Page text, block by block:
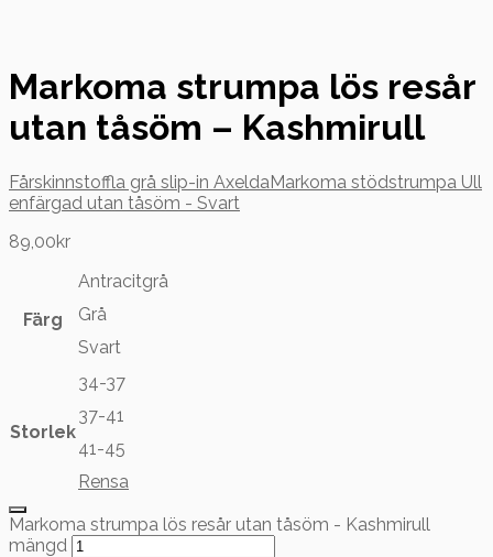
Markoma strumpa lös resår
utan tåsöm – Kashmirull
Fårskinnstoffla grå slip-in AxeldaMarkoma stödstrumpa Ull
enfärgad utan tåsöm - Svart
89,00kr
Färg
Antracitgrå
Grå
Svart
Storlek
34-37
37-41
41-45
Rensa
Markoma strumpa lös resår utan tåsöm - Kashmirull
mängd